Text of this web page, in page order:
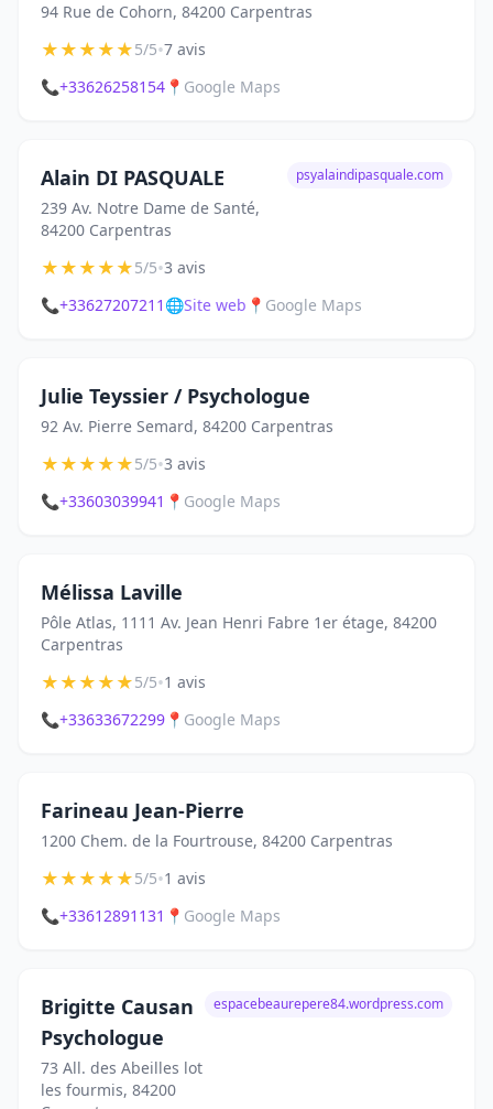
94 Rue de Cohorn, 84200 Carpentras
★★★★★5/5•7 avis
📞+33626258154 📍 Google Maps
Alain DI PASQUALE
239 Av. Notre Dame de Santé,
84200 Carpentras
psyalaindipasquale.com
★★★★★5/5•3 avis
📞+33627207211 🌐Site web 📍 Google Maps
Julie Teyssier / Psychologue
92 Av. Pierre Semard, 84200 Carpentras
★★★★★5/5•3 avis
📞+33603039941 📍 Google Maps
Mélissa Laville
Pôle Atlas, 1111 Av. Jean Henri Fabre 1er étage, 84200
Carpentras
★★★★★5/5•1 avis
📞+33633672299 📍 Google Maps
Farineau Jean-Pierre
1200 Chem. de la Fourtrouse, 84200 Carpentras
★★★★★5/5•1 avis
📞+33612891131 📍 Google Maps
Brigitte Causan
Psychologue
73 All. des Abeilles lot
les fourmis, 84200
espacebeaurepere84.wordpress.com